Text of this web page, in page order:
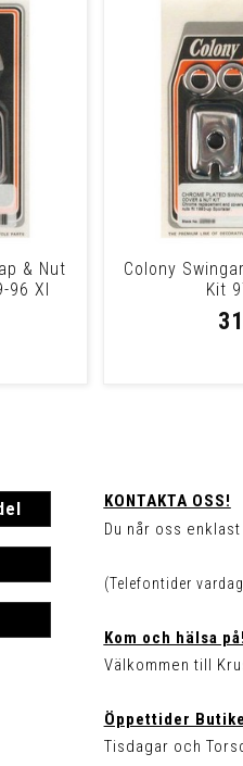
& Nut
96 Xl
Colony
Kit
KONTAKTA OSS!
Du når oss enklast
(Telefontider
Kom och hälsa på!
Välkommen till
Öppettider
Tisdagar och